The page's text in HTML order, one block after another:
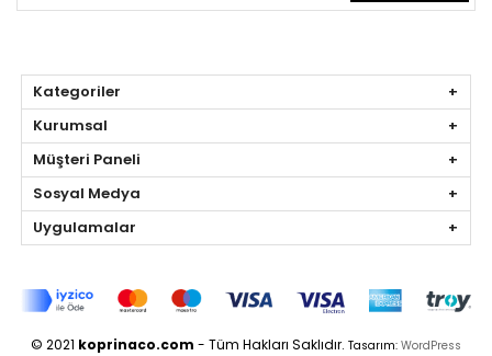
Kategoriler
Kurumsal
Müşteri Paneli
Sosyal Medya
Uygulamalar
© 2021 koprinaco.com - Tüm Hakları Saklıdır. Tasarım: WordPress